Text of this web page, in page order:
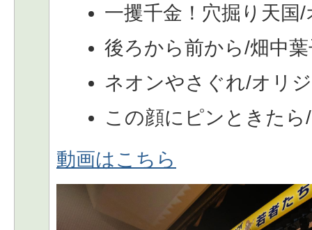
一攫千金！穴掘り天国
後ろから前から/畑中
ネオンやさぐれ/オリ
この顔にピンときた
動画はこちら